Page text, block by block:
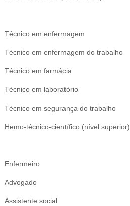
Técnico em enfermagem
Técnico em enfermagem do trabalho
Técnico em farmácia
Técnico em laboratório
Técnico em segurança do trabalho
Hemo-técnico-científico (nível superior)
Enfermeiro
Advogado
Assistente social